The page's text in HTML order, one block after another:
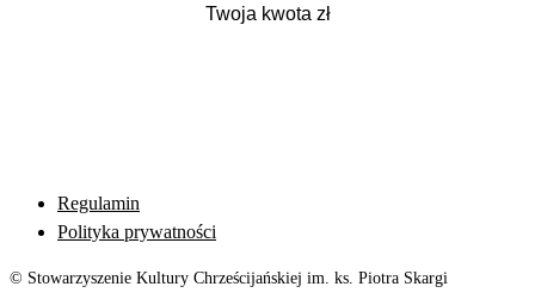
Regulamin
Polityka prywatności
© Stowarzyszenie Kultury Chrześcijańskiej im. ks. Piotra Skargi